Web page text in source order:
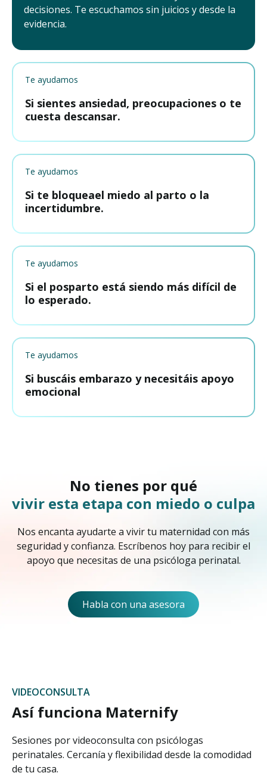
decisiones. Te escuchamos sin juicios y desde la
evidencia.
Te ayudamos
Si sientes ansiedad, preocupaciones o te
cuesta descansar.
Te ayudamos
Si te bloqueael miedo al parto o la
incertidumbre.
Te ayudamos
Si el posparto está siendo más difícil de
lo esperado.
Te ayudamos
Si buscáis embarazo y necesitáis apoyo
emocional
No tienes por qué
vivir esta etapa con miedo o culpa
Nos encanta ayudarte a vivir tu maternidad con más
seguridad y confianza. Escríbenos hoy para recibir el
apoyo que necesitas de una psicóloga perinatal.
Habla con una asesora
VIDEOCONSULTA
Así funciona Maternify
Sesiones por videoconsulta con psicólogas
perinatales. Cercanía y flexibilidad desde la comodidad
de tu casa.